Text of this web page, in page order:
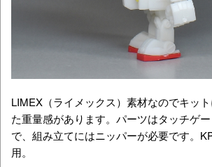
LIMEX（ライメックス）素材なのでキッ
た重量感があります。パーツはタッチゲ
で、組み立てにはニッパーが必要です。
用。